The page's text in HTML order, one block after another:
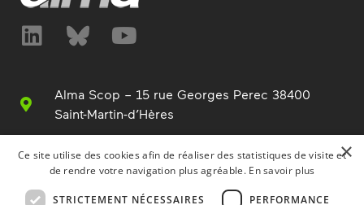
Alma Scop – 15 rue Georges Perec 38400
Saint-Martin-d’Hères
info@alma.fr
×
Ce site utilise des cookies afin de réaliser des statistiques de visite et
de rendre votre navigation plus agréable. En savoir plus
STRICTEMENT NÉCESSAIRES PERFORMANCE